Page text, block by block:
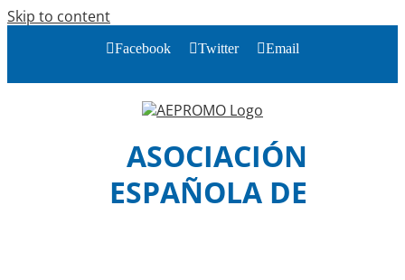
Skip to content
Facebook Twitter Email
ASOCIACIÓN
ESPAÑOLA DE